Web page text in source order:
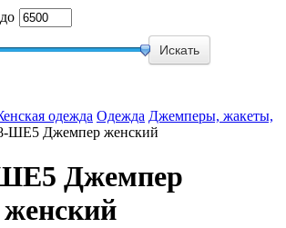
до
одежда Одежда Джемперы, жакеты,
ШЕ5 Джемпер женский
Джемпер